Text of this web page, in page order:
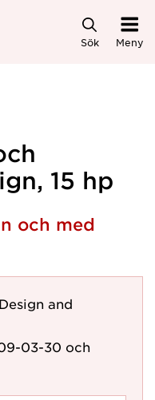
Sök Meny
15 hp
och med
and
03-30 och